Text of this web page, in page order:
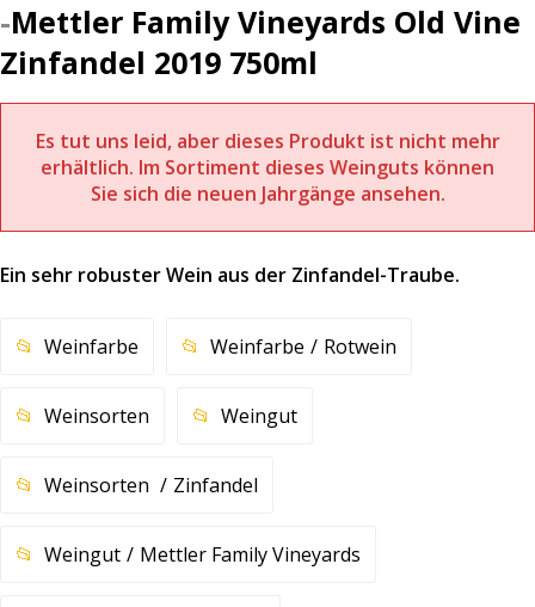
Mettler Family Vineyards Old Vine
Zinfandel 2019 750ml
Es tut uns leid, aber dieses Produkt ist nicht mehr
erhältlich. Im Sortiment dieses Weinguts können
Sie sich die neuen Jahrgänge ansehen.
Ein sehr robuster Wein aus der Zinfandel-Traube.
Weinfarbe Weinfarbe Rotwein
Weinsorten Weingut
Weinsorten Zinfandel
Weingut Mettler Family Vineyards